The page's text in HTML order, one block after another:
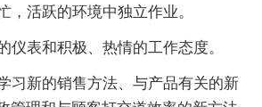
，活跃的环境中独立作业。
仪表和积极、热情的工作态度。
习新的销售方法、与产品有关的新